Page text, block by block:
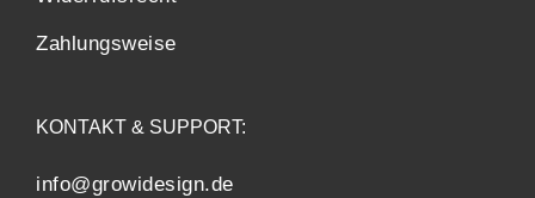
Zahlungsweise
KONTAKT & SUPPORT:
info@growidesign.de